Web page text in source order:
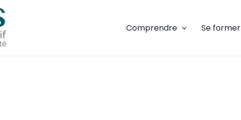
Comprendre Se former